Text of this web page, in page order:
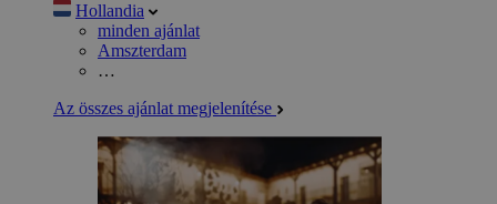
Hollandia
minden ajánlat
Amszterdam
…
Az összes ajánlat megjelenítése